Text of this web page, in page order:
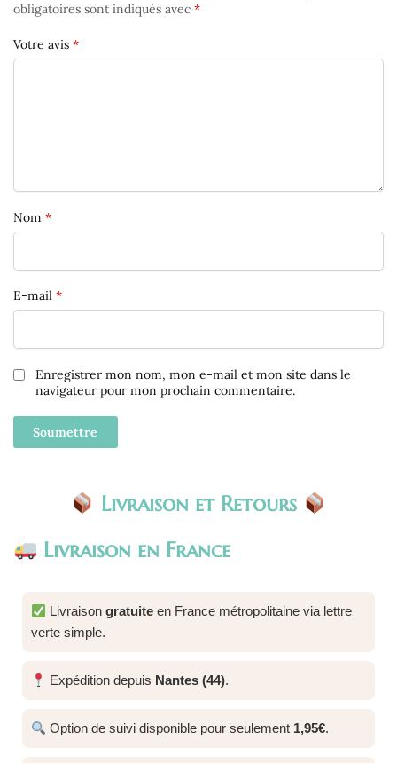
obligatoires sont indiqués avec *
Votre avis *
Nom *
E-mail *
Enregistrer mon nom, mon e-mail et mon site dans le
navigateur pour mon prochain commentaire.
Livraison et Retours
Livraison en France
Livraisongratuite en France métropolitaine via lettre
verte simple.
Expédition depuis Nantes (44).
Option de suivi disponible pour seulement 1,95€.